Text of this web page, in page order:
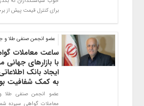
برای کنترل قیمت پیش از
عضو انجمن صنفی طلا و
ساعت معاملات
با بازارهای
ایجاد بانک
به کمک شفافیت
عضو انجمن صنفی طلا و
معاملات گواهی سپرده